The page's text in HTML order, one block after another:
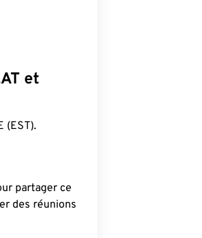
et
(EST).
partager ce
des réunions